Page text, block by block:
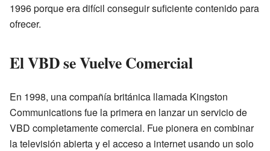
1996 porque era difícil conseguir suficiente contenido para
ofrecer.
El VBD se Vuelve Comercial
En 1998, una compañía británica llamada Kingston
Communications fue la primera en lanzar un servicio de
VBD completamente comercial. Fue pionera en combinar
la televisión abierta y el acceso a internet usando un solo